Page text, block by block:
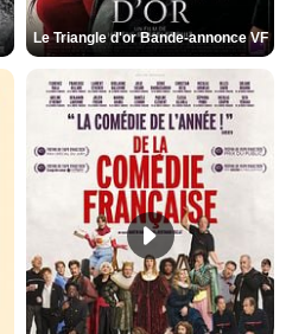
Le Triangle d'or Bande-annonce VF